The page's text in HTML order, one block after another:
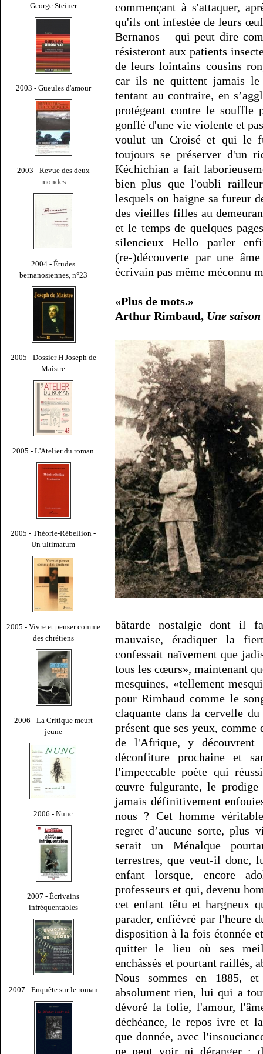
George Steiner
2003 - Gueules d'amour
2003 - Revue des deux
mondes
2004 - Études
bernanosiennes, n°23
2005 - Dossier H Joseph de
Maistre
2005 - L'Atelier du roman
2005 - Théorie-Rébellion -
Un ultimatum
2005 - Vivre et penser comme
des chrétiens
2006 - La Critique meurt
jeune
2006 - Nunc
2007 - Écrivains
infréquentables
2007 - Enquête sur le roman
commençant à s'attaquer,
qu'ils ont infestée de leurs
Bernanos – qui peut dire
résisteront aux patients
de leurs lointains cousins
car ils ne quittent jamais le
tentant au contraire, en
protégeant contre le souffle
gonflé d'une vie violente et
voulut un Croisé et qui le
toujours se préserver d'un
Kéchichian a fait
bien plus que l'oubli
lesquels on baigne sa fureur
des vieilles filles au
et le temps de quelques
silencieux Hello parler
(re-)découverte par une
écrivain pas même méconnu
«Plus de mots.»
Arthur Rimbaud, Une
bâtarde nostalgie dont il
mauvaise, éradiquer la
confessait naïvement que
tous les cœurs», maintenant
mesquines, «tellement
pour Rimbaud comme le
claquante dans la cervelle
présent que ses yeux,
de l'Afrique, y
déconfiture prochaine et
l'impeccable poète qui
œuvre fulgurante, le
jamais définitivement
nous ? Cet homme
regret d’aucune sorte, plus
serait un Ménalque
terrestres, que veut-il donc,
enfant lorsque, encore
professeurs et qui, devenu
cet enfant têtu et hargneux
parader, enfiévré par l'heure
disposition à la fois étonnée
quitter le lieu où ses
enchâssés et pourtant raillés,
Nous sommes en 1885,
absolument rien, lui qui a
dévoré la folie, l'amour,
déchéance, le repos ivre et
que donnée, avec
ne peut voir ni déranger :